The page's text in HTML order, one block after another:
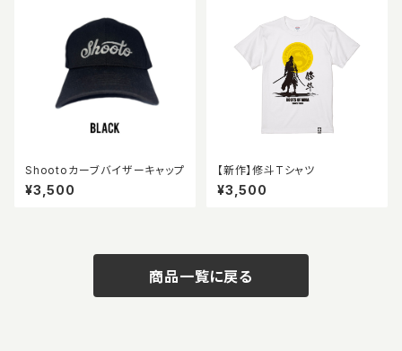
Shootoカーブバイザーキャップ
¥3,500
【新作】修斗Tシャツ
¥3,500
商品一覧に戻る